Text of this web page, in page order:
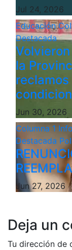
Jul 24, 2026
Educación
Destacada
la
Jun 30, 2026
Columna 1
Destacada
Jun 27, 2026
Deja un
Tu dirección de